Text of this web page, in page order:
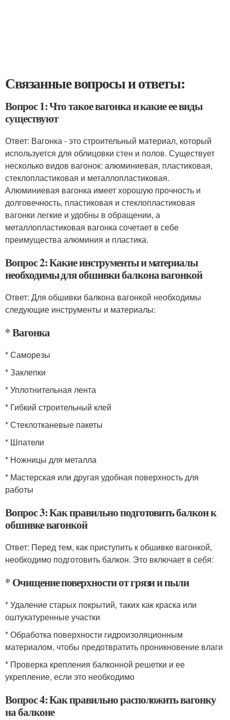
Связанные вопросы и ответы:
Вопрос 1: Что такое вагонка и какие ее виды
существуют
Ответ: Вагонка - это строительный материал, который
используется для облицовки стен и полов. Существует
несколько видов вагонок: алюминиевая, пластиковая,
стеклопластиковая и металлопластиковая.
Алюминиевая вагонка имеет хорошую прочность и
долговечность, пластиковая и стеклопластиковая
вагонки легкие и удобны в обращении, а
металлопластиковая вагонка сочетает в себе
преимущества алюминия и пластика.
Вопрос 2: Какие инструменты и материалы
необходимы для обшивки балкона вагонкой
Ответ: Для обшивки балкона вагонкой необходимы
следующие инструменты и материалы:
* Вагонка
* Саморезы
* Заклепки
* Уплотнительная лента
* Гибкий строительный клей
* Стеклотканевые пакеты
* Шпатели
* Ножницы для металла
* Мастерская или другая удобная поверхность для
работы
Вопрос 3: Как правильно подготовить балкон к
обшивке вагонкой
Ответ: Перед тем, как приступить к обшивке вагонкой,
необходимо подготовить балкон. Это включает в себя:
* Очищение поверхности от грязи и пыли
* Удаление старых покрытий, таких как краска или
оштукатуренные участки
* Обработка поверхности гидроизоляционным
материалом, чтобы предотвратить проникновение влаги
* Проверка крепления балконной решетки и ее
укрепление, если это необходимо
Вопрос 4: Как правильно расположить вагонку
на балконе